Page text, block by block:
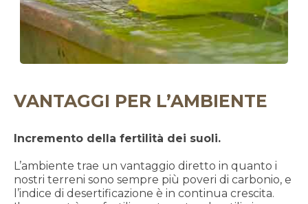
VANTAGGI PER L’AMBIENTE
Incremento della fertilità dei suoli.
L’ambiente trae un vantaggio diretto in quanto i
nostri terreni sono sempre più poveri di carbonio, e
l’indice di desertificazione è in continua crescita.